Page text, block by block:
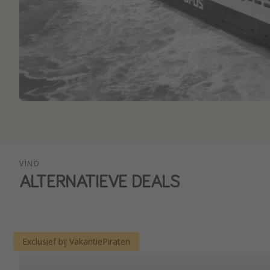
VIND
ALTERNATIEVE DEALS
Exclusief bij VakantiePiraten